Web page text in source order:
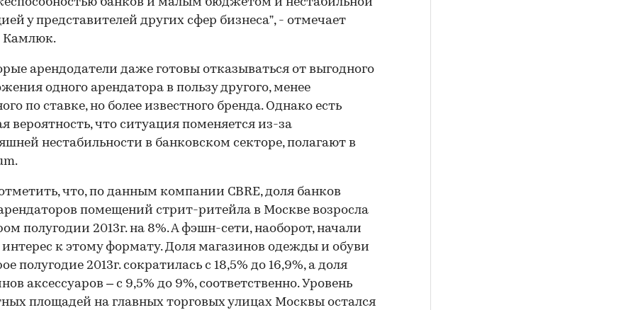
у представителей других сфер бизнеса”, - отмечает
Камлюк.
арендодатели даже готовы отказываться от выгодного
одного арендатора в пользу другого, менее
по ставке, но более известного бренда. Однако есть
вероятность, что ситуация поменяется из-за
нестабильности в банковском секторе, полагают в
что, по данным компании CBRE, доля банков
помещений стрит-ритейла в Москве возросла
полугодии 2013г. на 8%. А фэшн-сети, наоборот, начали
интерес к этому формату. Доля магазинов одежды и обуви
полугодие 2013г. сократилась с 18,5% до 16,9%, а доля
аксессуаров – с 9,5% до 9%, соответственно. Уровень
площадей на главных торговых улицах Москвы остался